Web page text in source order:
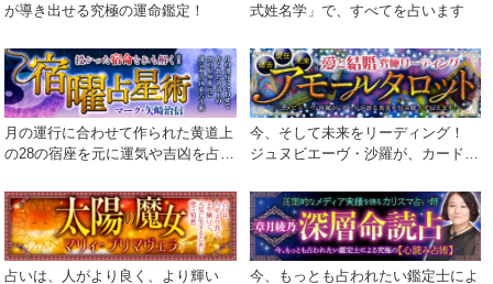
が導き出せる究極の運命鑑定！
式姓名学」で、すべてを占います
月の運行に合わせて作られた黄道上
の28の宿座を元に運気や吉凶を占う
今、そして未来をリーディング！
ジュヌビエーヴ・沙羅が、カードが
占いは、人がより良く、より輝い
今、もっとも占われたい鑑定士によ